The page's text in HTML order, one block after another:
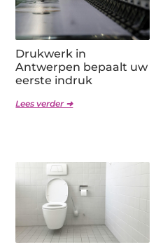
Drukwerk in
Antwerpen bepaalt uw
eerste indruk
Lees verder ➜